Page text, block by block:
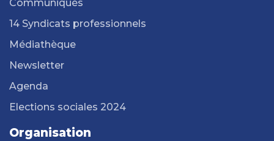
Communiqués
14 Syndicats professionnels
Médiathèque
Newsletter
Agenda
Elections sociales 2024
Organisation